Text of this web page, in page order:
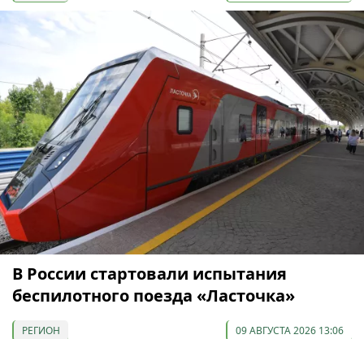
В России стартовали испытания
беспилотного поезда «Ласточка»
РЕГИОН 09 АВГУСТА 2026 13:06